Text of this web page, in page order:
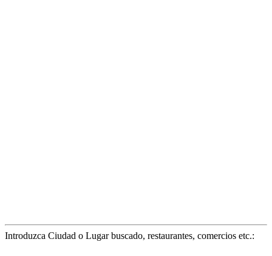
Introduzca Ciudad o Lugar buscado, restaurantes, comercios etc.: